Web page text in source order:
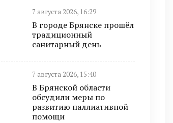
7 августа 2026, 16:29
В городе Брянске прошёл
традиционный
санитарный день
7 августа 2026, 15:40
В Брянской области
обсудили меры по
развитию паллиативной
помощи